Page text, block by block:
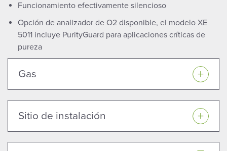
Funcionamiento efectivamente silencioso
Opción de analizador de O2 disponible, el modelo XE
5011 incluye PurityGuard para aplicaciones críticas de
pureza
Gas
Sitio de instalación